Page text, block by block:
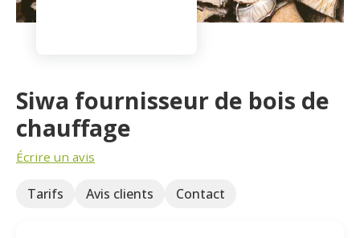
Siwa fournisseur de bois de
chauffage
Écrire un avis
Tarifs Avis clients Contact